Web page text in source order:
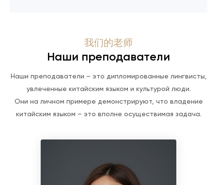
我们的老师
Наши преподаватели
Наши преподаватели – это дипломированные лингвисты,
увлеченные китайским языком и культурой люди.
Они на личном примере демонстрируют, что владение
китайским языком – это вполне осуществимая задача.